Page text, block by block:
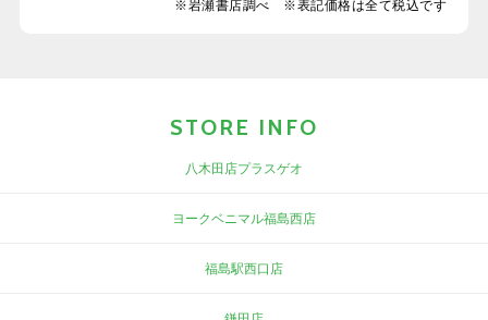
※岩瀬書店調べ ※表記価格は全て税込です
STORE INFO
八木田店プラスゲオ
ヨークベニマル福島西店
福島駅西口店